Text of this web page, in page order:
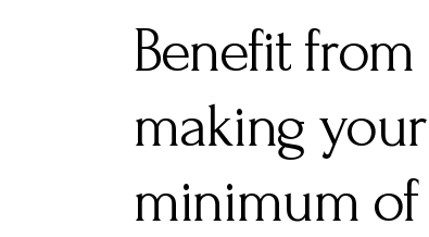
Benefit from
making
minimum of